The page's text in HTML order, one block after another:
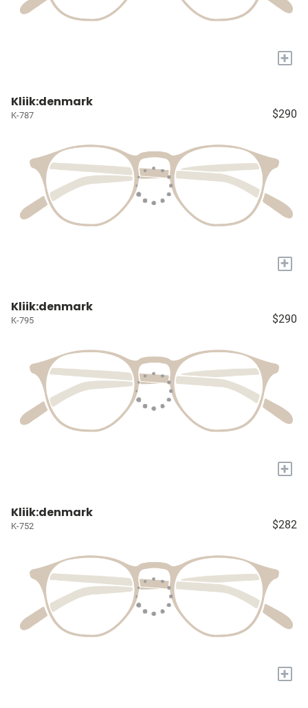
+
Kliik:denmark
K-787 $290
+
Kliik:denmark
K-795 $290
+
Kliik:denmark
K-752 $282
+